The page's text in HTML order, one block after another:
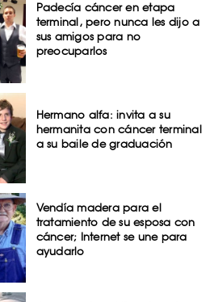
Padecía cáncer en etapa
terminal, pero nunca les dijo a
sus amigos para no
preocuparlos
Hermano alfa: invita a su
hermanita con cáncer terminal
a su baile de graduación
Vendía madera para el
tratamiento de su esposa con
cáncer; Internet se une para
ayudarlo